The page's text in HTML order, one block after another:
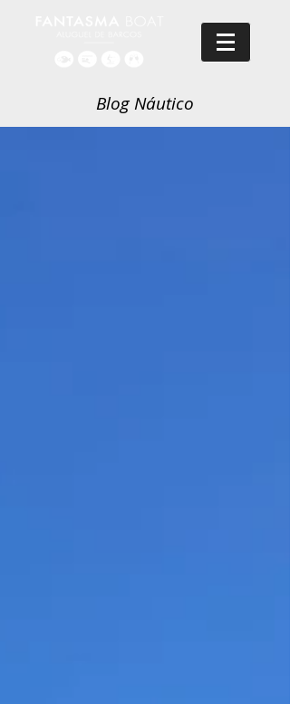
Blog Náutico